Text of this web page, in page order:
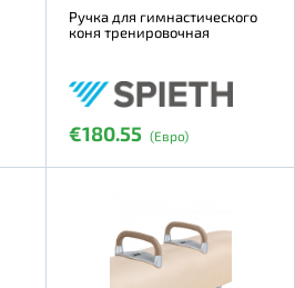
Ручка для гимнастического
коня тренировочная
€180.55 (Евро)